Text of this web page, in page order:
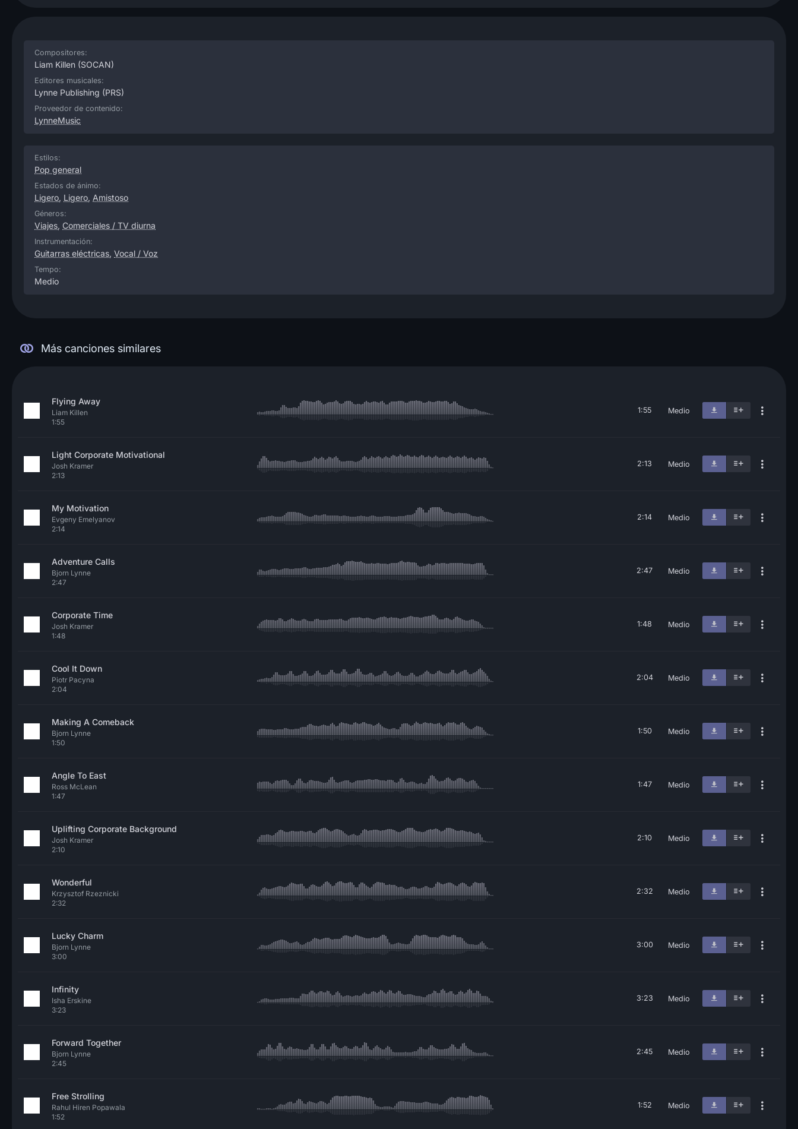
Compositores:
Liam Killen (SOCAN)
Editores musicales:
Lynne Publishing (PRS)
Proveedor de contenido:
LynneMusic
Estilos:
Pop general
Estados de ánimo:
Ligero, Ligero, Amistoso
Géneros:
Viajes, Comerciales / TV diurna
Instrumentación:
Guitarras eléctricas, Vocal / Voz
Tempo:
Medio
Más canciones similares
Flying Away
Liam Killen
1:55
1:55 Medio
Light Corporate Motivational
Josh Kramer
2:13
2:13 Medio
My Motivation
Evgeny Emelyanov
2:14
2:14 Medio
Adventure Calls
Bjorn Lynne
2:47
2:47 Medio
Corporate Time
Josh Kramer
1:48
1:48 Medio
Cool It Down
Piotr Pacyna
2:04
2:04 Medio
Making A Comeback
Bjorn Lynne
1:50
1:50 Medio
Angle To East
Ross McLean
1:47
1:47 Medio
Uplifting Corporate Background
Josh Kramer
2:10
2:10 Medio
Wonderful
Krzysztof Rzeznicki
2:32
2:32 Medio
Lucky Charm
Bjorn Lynne
3:00
3:00 Medio
Infinity
Isha Erskine
3:23
3:23 Medio
Forward Together
Bjorn Lynne
2:45
2:45 Medio
Free Strolling
Rahul Hiren Popawala
1:52
1:52 Medio